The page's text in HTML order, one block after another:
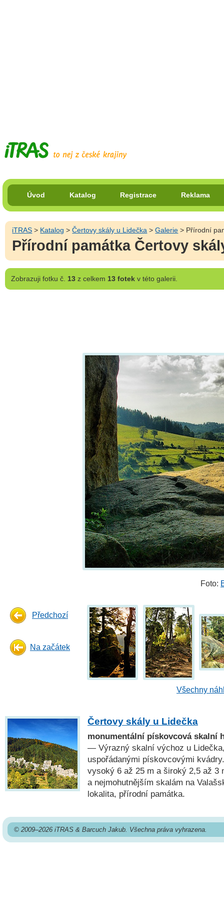
Úvod Katalog Registrace Reklama
iTRAS > Katalog >Čertovy skály u Lidečka >Galerie > Přírodní
Přírodní památka Čertovy
Zobrazujifotku č. 13z celkem 13 fotekv této galerii.
Foto:
Předchozí
Na začátek
Všechny
Čertovy skály u Lidečka
monumentální pískovcová skalní
— Výrazný skalní výchoz u
uspořádanými pískovcovými
vysoký 6 až 25 m a široký 2,5 až 3
a nejmohutnějším skalám na
lokalita, přírodní památka.
© 2009–2026 iTRAS & Barcuch Jakub. Všechna práva vyhrazena.